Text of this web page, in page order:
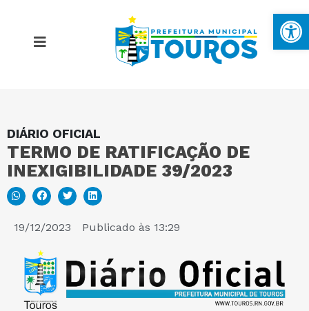
DIÁRIO OFICIAL
TERMO DE RATIFICAÇÃO DE
INEXIGIBILIDADE 39/2023
19/12/2023 Publicado às 13:29
MAPA DO SITE
PORTAL DA TRANSPARÊNCIA
E-SIC
PERGUNTAS FREQUENTES